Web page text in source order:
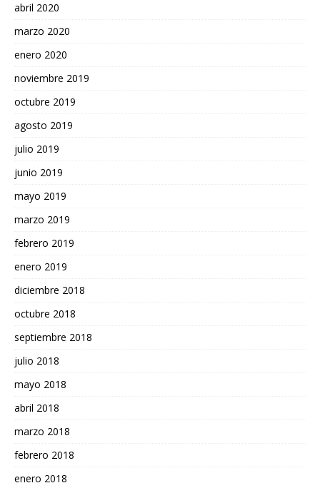
abril 2020
marzo 2020
enero 2020
noviembre 2019
octubre 2019
agosto 2019
julio 2019
junio 2019
mayo 2019
marzo 2019
febrero 2019
enero 2019
diciembre 2018
octubre 2018
septiembre 2018
julio 2018
mayo 2018
abril 2018
marzo 2018
febrero 2018
enero 2018